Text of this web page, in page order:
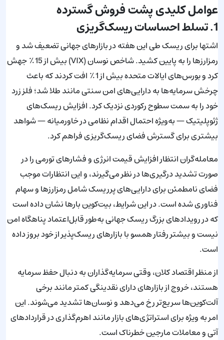
عوامل کلیدی پشت فروش گسترده
1. تسلط احساسات ریسک‌گریزی
اشتها برای ریسک طی این هفته در بازارهای جهانی تضعیف شد و
رمزارزها را به پایین کشید. شاخص نوسان (VIX) بیش از 15٪ جهش
کرد و بورس‌های ایالات متحده بیش از 1٪ افت کردند که باعث
چرخش سرمایه‌ها به دارایی‌های امن سنتی مانند طلا شد؛ فلز زرد
خود را به سمت سطوح رکوردی نزدیک کرد. افزایش ریسک‌های
ژئوپلیتیک — به‌ویژه احتمال اقدام نظامی در خاورمیانه — شواهد
بیشتری برای گسترش فضای ریسک‌گریزی فراهم کرد.
معامله‌گران انتظار افزایش قیمت انرژی و فشارهای تورمی را در
صورت تشدید درگیری‌ها در نظر می‌گیرند، و این انتظارات موجب
فضای نامطمئن برای دارایی‌های پرریسک شامل رمزارزها و سهام
فناوری شده است. در این شرایط، بیت‌کوین بارها نشان داده است
که در رویدادهای بزرگ ریسک جهانی به‌طور قابل‌اعتماد پناهگاه امن
نیست و بیشتر رفتار همسو با بازارهای ریسک‌پذیر از خود بروز داده
است.
از منظر اقتصاد کلان، وقتی سرمایه‌گذاران به دنبال حفظ سرمایه
هستند، خروج از بازارهای دارای نقدینگی کمتر مانند برخی
آلت‌کوین‌ها سریع‌تر رخ می‌دهد و نوسان‌ها تشدید می‌شوند. این
امر به ویژه برای استراتژی‌های بازار مانند اهرم‌گذاری در قراردادهای
آتی و معاملات مارجین خطرناک است.